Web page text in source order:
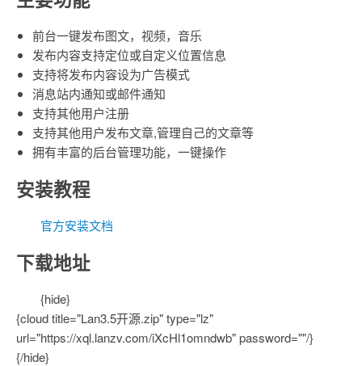
前台一键发布图文，视频，音乐
发布内容支持定位或自定义位置信息
支持将发布内容设为广告模式
消息站内通知或邮件通知
支持其他用户注册
支持其他用户发布文章,管理自己的文章等
拥有丰富的后台管理功能，一键操作
安装教程
官方安装文档
下载地址
{hide}
{cloud title="Lan3.5开源.zip" type="lz"
url="https://xql.lanzv.com/iXcHl1omndwb" password=""/}
{/hide}